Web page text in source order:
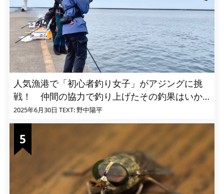
人気漁港で「初心者釣り女子」がアジングに挑
戦！ 仲間の協力で釣り上げたその釣果はいか
に!?
2025年6月30日 TEXT: 野中陽平